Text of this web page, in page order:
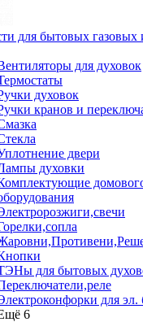
для бытовых газовых
для духовок
духовок
кранов и
двери
духовки
для бытовых
для
6